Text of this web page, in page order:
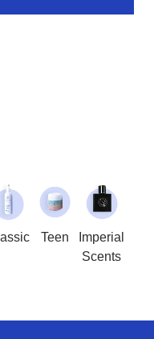
Teen
Imperial
Scents